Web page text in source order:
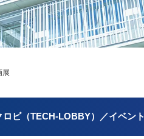
展
ロビ（TECH-LOBBY）／イベント